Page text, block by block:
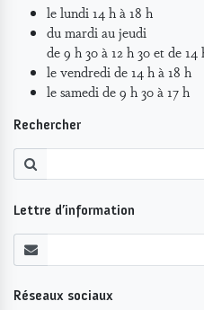
le lundi 14 h à 18 h
du mardi au jeudi
de 9 h 30 à 12 h 30 et de 14
le vendredi de 14 h à 18 h
le samedi de 9 h 30 à 17 h
Rechercher
Lettre d’information
Réseaux sociaux